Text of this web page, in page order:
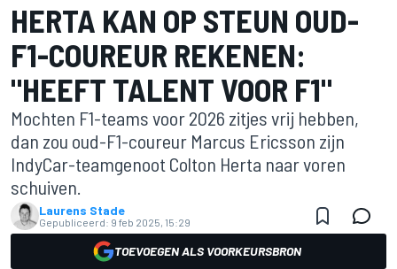
HERTA KAN OP STEUN OUD-
F1-COUREUR REKENEN:
"HEEFT TALENT VOOR F1"
Mochten F1-teams voor 2026 zitjes vrij hebben,
dan zou oud-F1-coureur Marcus Ericsson zijn
IndyCar-teamgenoot Colton Herta naar voren
schuiven.
Laurens Stade
Gepubliceerd: 9 feb 2025, 15:29
TOEVOEGEN ALS VOORKEURSBRON